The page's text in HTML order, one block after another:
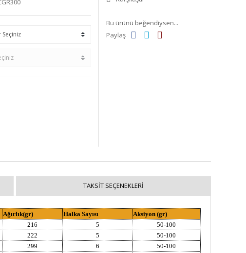
Bu ürünü beğendiysen...
Paylaş
TAKSIT SEÇENEKLERI
Ağırlık(gr) Halka Sayısı
Aksiyon (gr)
216 5
50-100
222 5
50-100
299 6
50-100